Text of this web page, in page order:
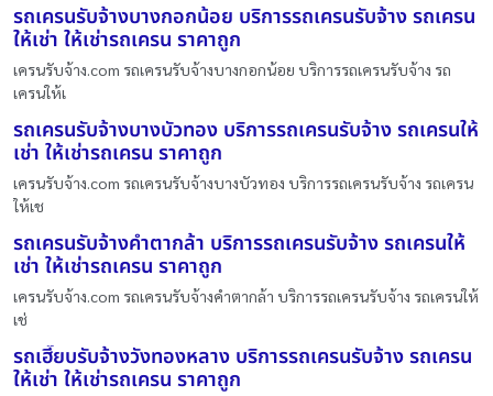
รถเครนรับจ้างบางกอกน้อย บริการรถเครนรับจ้าง รถเครน
ให้เช่า ให้เช่ารถเครน ราคาถูก
เครนรับจ้าง.com รถเครนรับจ้างบางกอกน้อย บริการรถเครนรับจ้าง รถ
เครนให้เ
รถเครนรับจ้างบางบัวทอง บริการรถเครนรับจ้าง รถเครนให้
เช่า ให้เช่ารถเครน ราคาถูก
เครนรับจ้าง.com รถเครนรับจ้างบางบัวทอง บริการรถเครนรับจ้าง รถเครน
ให้เช
รถเครนรับจ้างคำตากล้า บริการรถเครนรับจ้าง รถเครนให้
เช่า ให้เช่ารถเครน ราคาถูก
เครนรับจ้าง.com รถเครนรับจ้างคำตากล้า บริการรถเครนรับจ้าง รถเครนให้
เช่
รถเฮี๊ยบรับจ้างวังทองหลาง บริการรถเครนรับจ้าง รถเครน
ให้เช่า ให้เช่ารถเครน ราคาถูก